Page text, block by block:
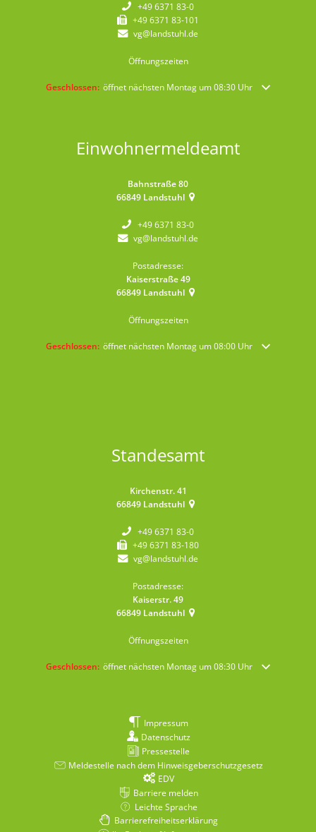
+49 6371 83-0
+49 6371 83-101
vg@landstuhl.de
Öffnungszeiten
Klicken, um weitere Öffnungs- oder Schließzeiten auszublenden
Geschlossen: öffnet nächsten Montag um 08:30 Uhr
Einwohnermeldeamt
Bahnstraße 80
66849 Landstuhl
+49 6371 83-0
vg@landstuhl.de
Postadresse:
Kaiserstraße 49
66849 Landstuhl
Öffnungszeiten
Klicken, um weitere Öffnungs- oder Schließzeiten auszublenden
Geschlossen: öffnet nächsten Montag um 08:00 Uhr
Standesamt
Kirchenstr. 41
66849 Landstuhl
+49 6371 83-0
+49 6371 83-180
vg@landstuhl.de
Postadresse:
Kaiserstr. 49
66849 Landstuhl
Öffnungszeiten
Klicken, um weitere Öffnungs- oder Schließzeiten auszublenden
Geschlossen: öffnet nächsten Montag um 08:30 Uhr
Impressum
Datenschutz
Pressestelle
Meldestelle nach dem Hinweisgeberschutzgesetz
EDV
Barriere melden
Leichte Sprache
Barrierefreiheitserklärung